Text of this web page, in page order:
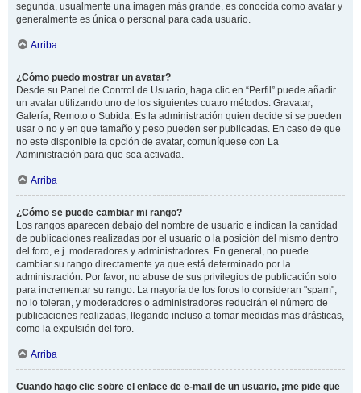
segunda, usualmente una imagen más grande, es conocida como avatar y
generalmente es única o personal para cada usuario.
Arriba
¿Cómo puedo mostrar un avatar?
Desde su Panel de Control de Usuario, haga clic en “Perfil” puede añadir
un avatar utilizando uno de los siguientes cuatro métodos: Gravatar,
Galería, Remoto o Subida. Es la administración quien decide si se pueden
usar o no y en que tamaño y peso pueden ser publicadas. En caso de que
no este disponible la opción de avatar, comuníquese con La
Administración para que sea activada.
Arriba
¿Cómo se puede cambiar mi rango?
Los rangos aparecen debajo del nombre de usuario e indican la cantidad
de publicaciones realizadas por el usuario o la posición del mismo dentro
del foro, e.j. moderadores y administradores. En general, no puede
cambiar su rango directamente ya que está determinado por la
administración. Por favor, no abuse de sus privilegios de publicación solo
para incrementar su rango. La mayoría de los foros lo consideran "spam",
no lo toleran, y moderadores o administradores reducirán el número de
publicaciones realizadas, llegando incluso a tomar medidas mas drásticas,
como la expulsión del foro.
Arriba
Cuando hago clic sobre el enlace de e-mail de un usuario, ¡me pide que